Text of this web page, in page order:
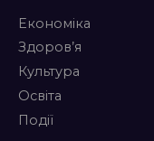
Економіка
Здоров’я
Культура
Освіта
Події